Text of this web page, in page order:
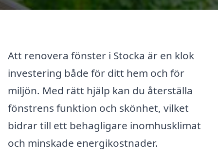
Att renovera fönster i Stocka är en klok
investering både för ditt hem och för
miljön. Med rätt hjälp kan du återställa
fönstrens funktion och skönhet, vilket
bidrar till ett behagligare inomhusklimat
och minskade energikostnader.